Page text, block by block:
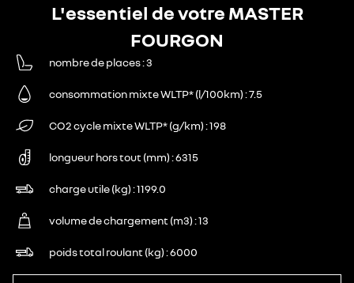
L'essentiel de votre MASTER
FOURGON
nombre de places 3
consommation mixte WLTP* (l/100km) 7.5
CO2 cycle mixte WLTP* (g/km) 198
longueur hors tout (mm) 6315
charge utile (kg) 1199.0
volume de chargement (m3) 13
poids total roulant (kg) 6000